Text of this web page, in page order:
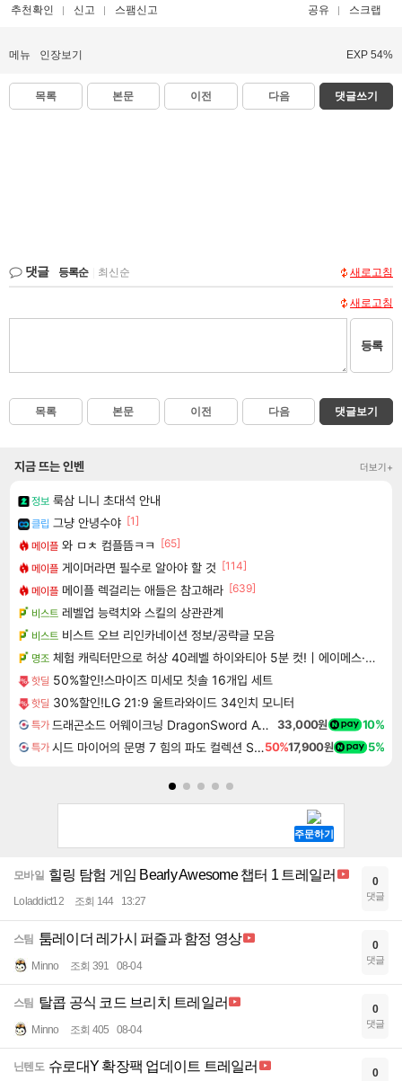
추천확인 신고 스팸신고 공유 스크랩
메뉴 인장보기 EXP 54%
목록 본문 이전 다음 댓글쓰기
댓글 등록순 최신순 새로고침
새로고침
등록
목록 본문 이전 다음 댓글보기
지금 뜨는 인벤 더보기+
정보 룩삼 니니 초대석 안내
클립 그냥 안녕수야 [1]
메이플 와 ㅁㅊ 컴플뜸ㅋㅋ
[65]
메이플 게이머라면 필수로 알아야 할 것 [114]
메이플 메이플 렉걸리는 애들은 참고해라 [639]
비스트 레벨업 능력치와 스킬의 상관관계
비스트 비스트 오브 리인카네이션 정보/공략글 모음
명조 체험 캐릭터만으로 허상 40레벨 하이와티아 5분 컷!｜에이메스·린네·모니에 명함
핫딜 50%할인!스마이즈 미세모 칫솔 16개입 세트
핫딜 30%할인!LG 21:9 울트라와이드 34인치 모니터
특가 드래곤소드 어웨이크닝 DragonSword Awakening 33,000원 10%
특가 시드 마이어의 문명 7 힘의 파도 컬렉션 Sid Meier's Civilization VII Tides of Power Collection DLC50%17,900원 5%
모바일 힐링 탐험 게임 Bearly Awesome 챕터 1 트레일러
Loladdict12 조회 144 13:27
0
댓글
스팀 툼레이더 레가시 퍼즐과 함정 영상
Minno 조회 391 08-04
0
댓글
스팀 탈콥 공식 코드 브리치 트레일러
Minno 조회 405 08-04
0
댓글
닌텐도 슈로대Y 확장팩 업데이트 트레일러 0